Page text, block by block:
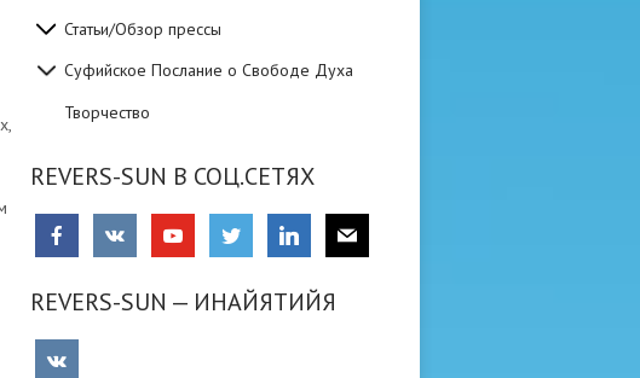
Статьи/Обзор прессы
Суфийское Послание о Свободе Духа
Творчество
REVERS-SUN В СОЦ.СЕТЯХ
REVERS-SUN — ИНАЙЯТИЙЯ